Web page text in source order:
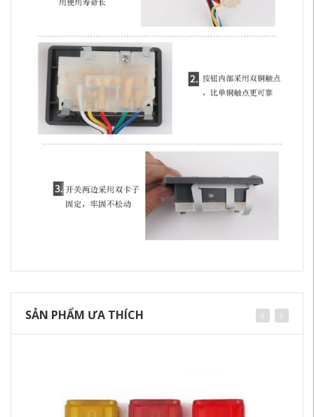
SẢN PHẨM ƯA THÍCH